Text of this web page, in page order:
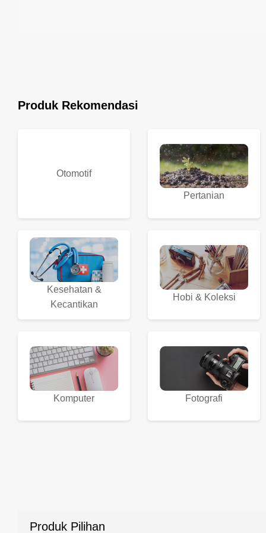
Produk Rekomendasi
Otomotif
Pertanian
Kesehatan &
Kecantikan
Hobi & Koleksi
Komputer Fotografi
Produk Pilihan